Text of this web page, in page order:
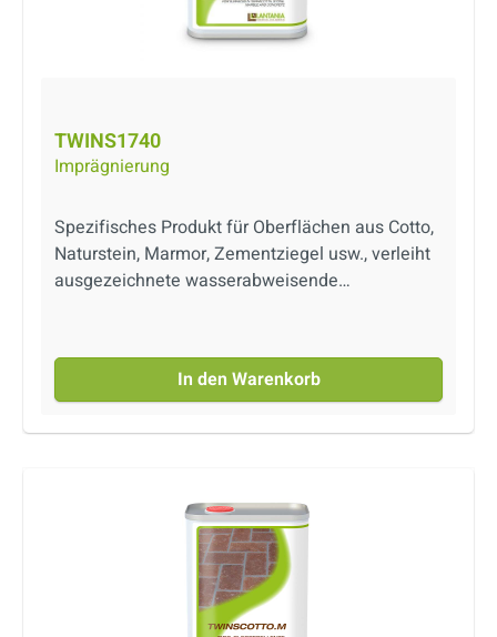
TWINS1740
Imprägnierung
Spezifisches Produkt für Oberflächen aus Cotto,
Naturstein, Marmor, Zementziegel usw., verleiht
ausgezeichnete wasserabweisende
schützt ihn vor Witterung und hemmt somit
Salpeterbildung und Mooswachstum. Produkt
In den Warenkorb